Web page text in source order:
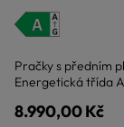
Pračky s předním
Energetická třída A
8.990,00 Kč